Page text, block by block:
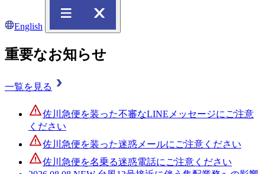
English
重要なお知らせ
一覧を見る
佐川急便を装った不審なLINEメッセージにご注意
ください
佐川急便を装った迷惑メールにご注意ください
佐川急便を名乗る迷惑電話にご注意ください